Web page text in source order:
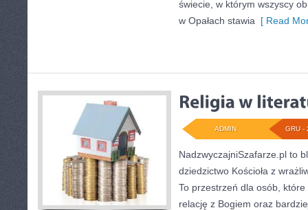
świecie, w którym wszyscy
w Opałach stawia [ Read
GRU -
ADMIN
NadzwyczajniSzafarze.pl to
dziedzictwo Kościoła z
To przestrzeń dla osób,
relację z Bogiem oraz